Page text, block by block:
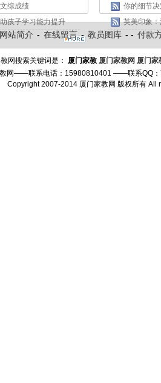
综成绩
孩子学习能力提升
你的细节
英美印象
网站简介 - 在线留言-教员图库 - - 付款
网搜索关键词是： 厦门家教 厦门家教网 厦门家
网——联系电话：15980810401 ——联系QQ
Copyright 2007-2014 厦门家教网 版权所有